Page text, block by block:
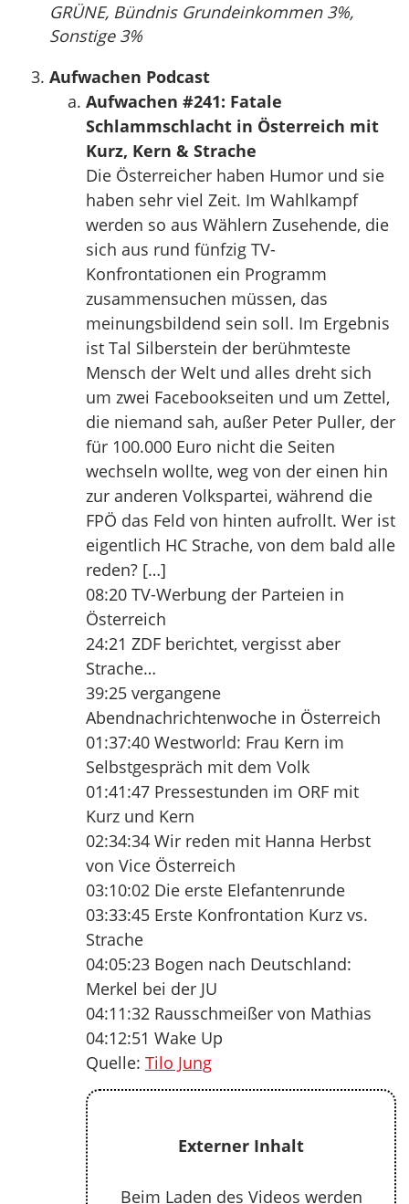
GRÜNE, Bündnis Grundeinkommen 3%,
Sonstige 3%
Aufwachen Podcast
Aufwachen #241: Fatale
Schlammschlacht in Österreich mit
Kurz, Kern & Strache
Die Österreicher haben Humor und sie
haben sehr viel Zeit. Im Wahlkampf
werden so aus Wählern Zusehende, die
sich aus rund fünfzig TV-
Konfrontationen ein Programm
zusammensuchen müssen, das
meinungsbildend sein soll. Im Ergebnis
ist Tal Silberstein der berühmteste
Mensch der Welt und alles dreht sich
um zwei Facebookseiten und um Zettel,
die niemand sah, außer Peter Puller, der
für 100.000 Euro nicht die Seiten
wechseln wollte, weg von der einen hin
zur anderen Volkspartei, während die
FPÖ das Feld von hinten aufrollt. Wer ist
eigentlich HC Strache, von dem bald alle
reden? […]
08:20 TV-Werbung der Parteien in
Österreich
24:21 ZDF berichtet, vergisst aber
Strache…
39:25 vergangene
Abendnachrichtenwoche in Österreich
01:37:40 Westworld: Frau Kern im
Selbstgespräch mit dem Volk
01:41:47 Pressestunden im ORF mit
Kurz und Kern
02:34:34 Wir reden mit Hanna Herbst
von Vice Österreich
03:10:02 Die erste Elefantenrunde
03:33:45 Erste Konfrontation Kurz vs.
Strache
04:05:23 Bogen nach Deutschland:
Merkel bei der JU
04:11:32 Rausschmeißer von Mathias
04:12:51 Wake Up
Quelle: Tilo Jung
Externer Inhalt
Beim Laden des Videos werden